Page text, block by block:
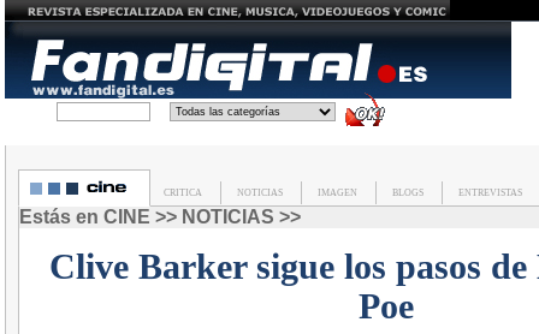
CRITICA NOTICIAS IMAGEN BLOGS ENTREVISTAS
Estás en CINE >> NOTICIAS >>
Clive Barker sigue los pasos
Poe